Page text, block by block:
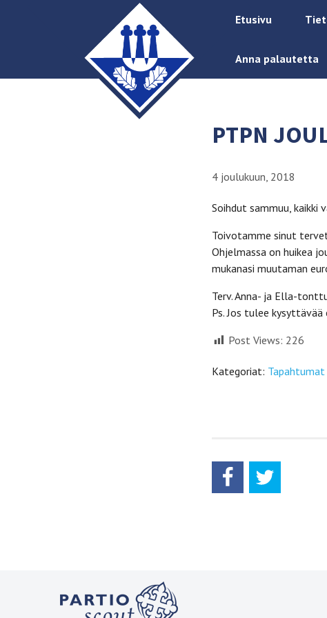
Etusivu
Anna palautetta
PTPN
4 joulukuun, 2018
Soihdut sammuu, kaikki
Toivotamme sinut
Ohjelmassa on huikea
mukanasi muutaman
Terv. Anna- ja Ella-
Ps. Jos tulee
Post Views: 226
Kategoriat: Tapahtumat